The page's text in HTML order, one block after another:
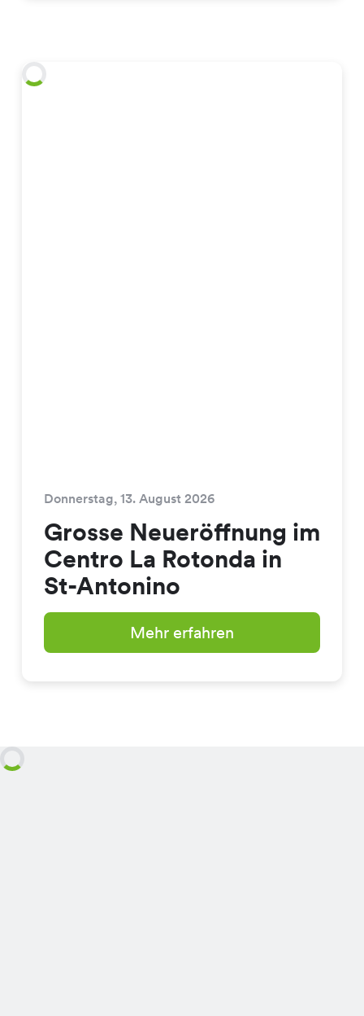
Donnerstag, 13. August 2026
Grosse Neueröffnung im
Centro La Rotonda in
St-Antonino
Mehr erfahren